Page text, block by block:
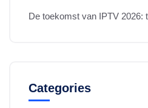
De toekomst van IPTV 2026:
Categories